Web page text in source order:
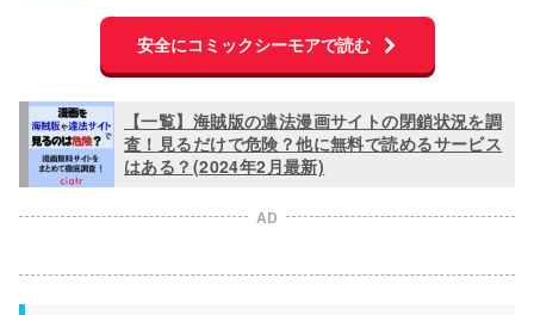
安全にコミックシーモアで読む
【一覧】海賊版の違法漫画サイトの閉鎖状況を調
査！見るだけで危険？他に無料で読めるサービス
はある？(2024年2月最新)
AD